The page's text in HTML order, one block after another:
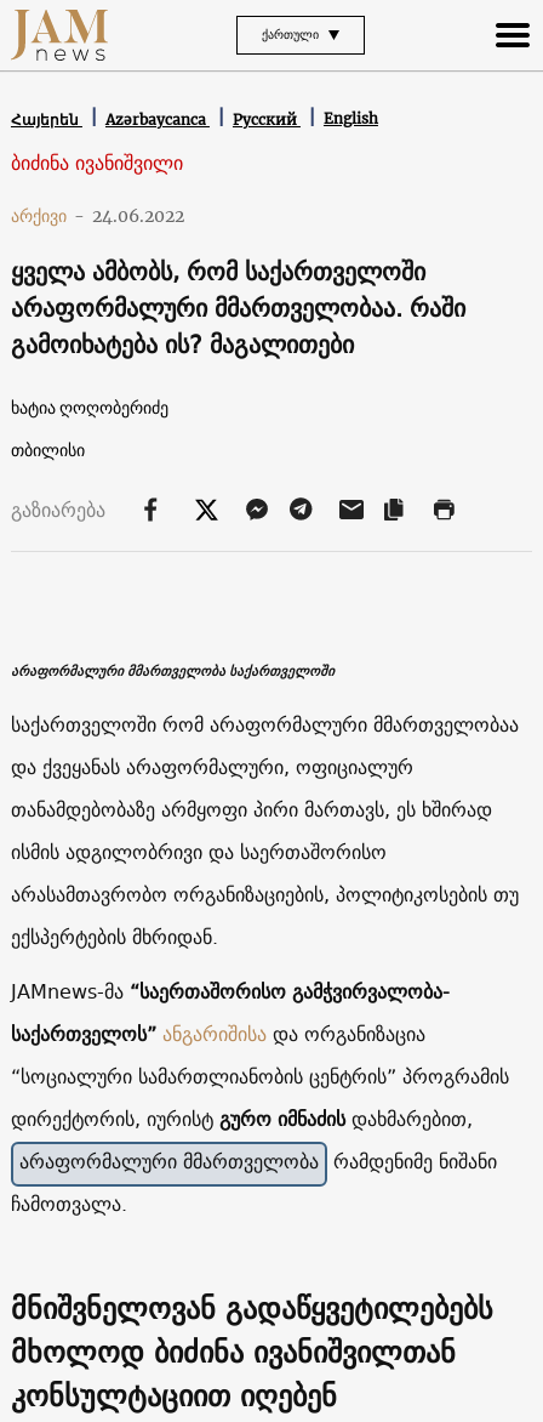
ᲥᲐᲠᲗᲣᲚᲘ
Հայերեն Azərbaycanca Русский English
ბიძინა ივანიშვილი
არქივი - 24.06.2022
ყველა ამბობს, რომ საქართველოში
არაფორმალური მმართველობაა. რაში
გამოიხატება ის? მაგალითები
ხატია ღოღობერიძე
თბილისი
გაზიარება
არაფორმალური მმართველობა საქართველოში
საქართველოში რომ არაფორმალური მმართველობაა
და ქვეყანას არაფორმალური, ოფიციალურ
თანამდებობაზე არმყოფი პირი მართავს, ეს ხშირად
ისმის ადგილობრივი და საერთაშორისო
არასამთავრობო ორგანიზაციების, პოლიტიკოსების თუ
ექსპერტების მხრიდან.
JAMnews-მა“საერთაშორისო გამჭვირვალობა-
საქართველოს”ანგარიშისადა ორგანიზაცია
“სოციალური სამართლიანობის ცენტრის” პროგრამის
დირექტორის, იურისტგურო იმნაძისდახმარებით,
არაფორმალური მმართველობა რამდენიმე ნიშანი
ჩამოთვალა.
მნიშვნელოვან გადაწყვეტილებებს
მხოლოდ ბიძინა ივანიშვილთან
კონსულტაციით იღებენ